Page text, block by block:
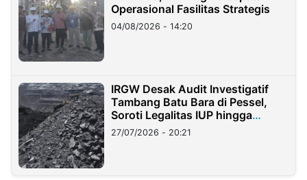
Operasional Fasilitas Strategis
04/08/2026 - 14:20
IRGW Desak Audit Investigatif
Tambang Batu Bara di Pessel,
Soroti Legalitas IUP hingga
Stockpile
27/07/2026 - 20:21